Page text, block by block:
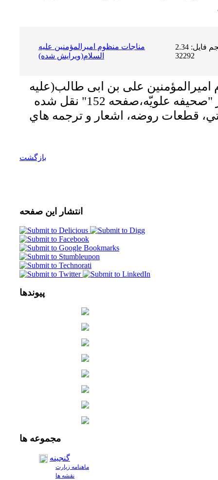
مناجات منظوم اميرالمؤمنين عليه
السلام(ويرايش شده)
حجم فایل: 2.34 MB | دریافت ها:
32292
امیرالمؤمنین على بن ابى طالب(علیه
السلام)؛این مناجات در "صحیفه علویّه،‌صفحه 152" نقل شده
قطعات روضه، اشعار و ترجمه هاي
بازگشت
انتشار این صفحه
پیوندها
مجموعه ها
گنجینه
ماهنامه زیارت
نقشه ها